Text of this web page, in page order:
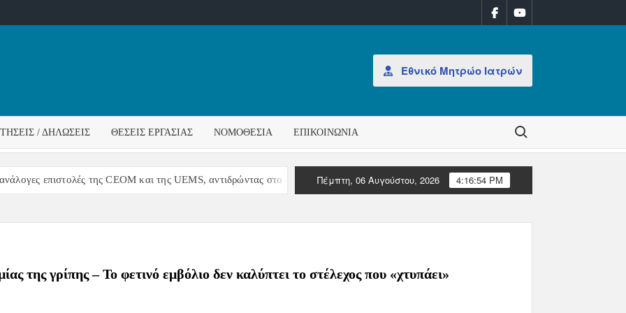
Εθνικό Μητρώο Ιατρών
/ ΔΗΛΏΣΕΙΣ ΘΈΣΕΙΣ ΕΡΓΑΣΊΑΣ ΝΟΜΟΘΕΣΊΑ ΕΠΙΚΟΙΝΩΝΊΑ Search for:
επιστολές της CEOM και της UEMS, αντιδρώντας στο διορισμό Διοίκησης στον ΠΙΣ Επιστολές Ευρωπαϊκών Ιατρικών
Πέμπτη, 06 Αυγούστου, 2026 4:16:54 PM
της γρίπης – Το φετινό εμβόλιο δεν καλύπτει το στέλεχος που «χτυπάει»